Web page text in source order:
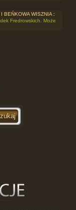
BEŃKOWA WISZNIA:
Fredrowskich. Może